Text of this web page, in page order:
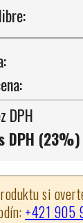
DPH
DPH (23%)
si
+421 905